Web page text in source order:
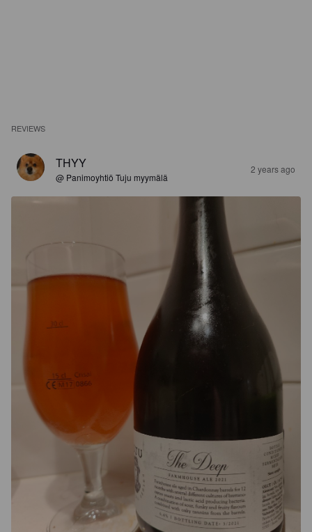
REVIEWS
THYY
@ Panimoyhtiö Tuju myymälä
2 years ago